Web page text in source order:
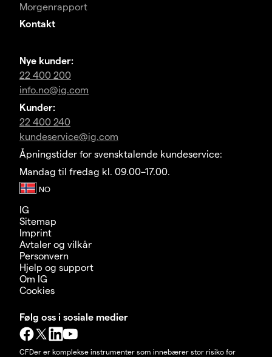
Morgenrapport
Kontakt
Nye kunder:
22 400 200
info.no@ig.com
Kunder:
22 400 240
kundeservice@ig.com
Åpningstider for svensktalende kundeservice:
Mandag til fredag kl. 09.00–17.00.
IG
Sitemap
Imprint
Avtaler og vilkår
Personvern
Hjelp og support
Om IG
Cookies
Følg oss i sosiale medier
CFDer er komplekse instrumenter som innebærer stor risiko for